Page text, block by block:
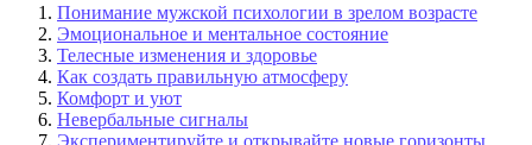
Понимание мужской психологии в зрелом возрасте
Эмоциональное и ментальное состояние
Телесные изменения и здоровье
Как создать правильную атмосферу
Комфорт и уют
Невербальные сигналы
Экспериментируйте и открывайте новые горизонты